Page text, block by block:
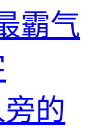
霸气
的